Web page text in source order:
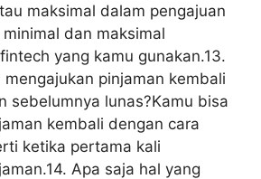
maksimal dalam pengajuan
dan maksimal
yang kamu gunakan.13.
mengajukan pinjaman kembali
sebelumnya lunas?Kamu bisa
kembali dengan cara
ketika pertama kali
Apa saja hal yang